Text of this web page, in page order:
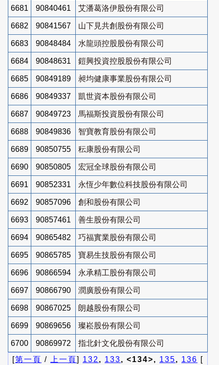
6681 90840461 艾潘葛洛伊股份有限公司
6682 90841567 山下見共創股份有限公司
6683 90848484 水龍頭控股股份有限公司
6684 90848631 鎧興投資控股股份有限公司
6685 90849189 昶均健康事業股份有限公司
6686 90849337 凱世資本股份有限公司
6687 90849723 馬福斯投資股份有限公司
6688 90849836 智寶教育股份有限公司
6689 90850755 秐康股份有限公司
6690 90850805 宏冠全球股份有限公司
6691 90852331 永恆少年數位科技股份有限公司
6692 90857096 創和股份有限公司
6693 90857461 善生股份有限公司
6694 90865482 巧福實業股份有限公司
6695 90865785 寶易生技股份有限公司
6696 90866594 永承精工股份有限公司
6697 90866790 潤廣股份有限公司
6698 90867025 朗越股份有限公司
6699 90869656 璨崧股份有限公司
6700 90869972
指北針文化股份有限公司
[第一頁 / 上一頁] 132 , 133, <134>, 135, 136 [